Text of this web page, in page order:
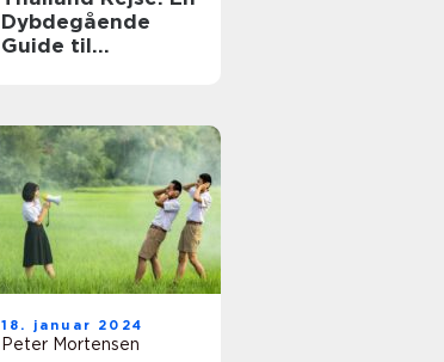
Dybdegående
Guide til
18. januar 2024
Peter Mortensen